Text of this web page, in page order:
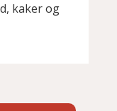
kaker og